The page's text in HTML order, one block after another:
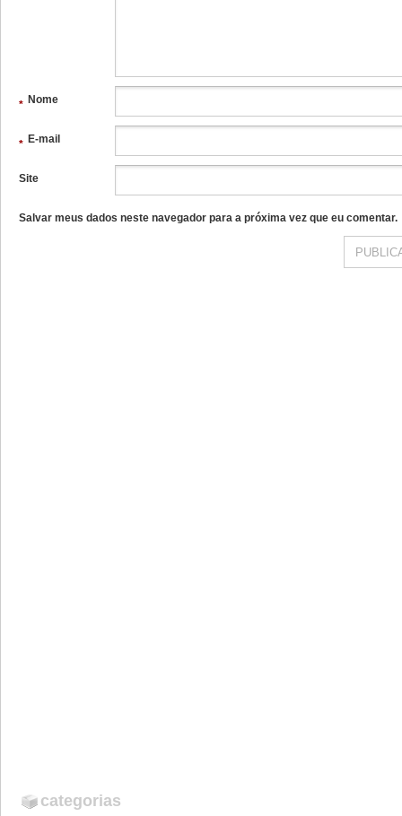
Nome
*
E-mail
*
Site
Salvar meus dados neste navegador para a próxima vez que eu comentar.
categorias